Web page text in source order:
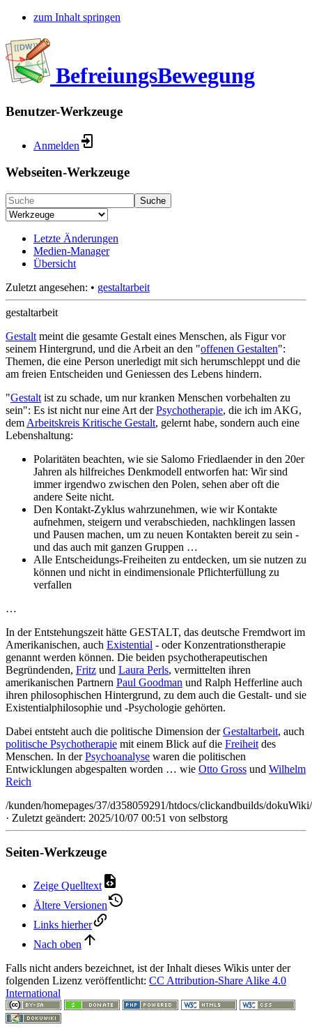
zum Inhalt springen
BefreiungsBewegung
Benutzer-Werkzeuge
Anmelden
Webseiten-Werkzeuge
Suche
Letzte Änderungen
Medien-Manager
Übersicht
Zuletzt angesehen: • gestaltarbeit
gestaltarbeit
Gestalt meint die gesamte Gestalt eines Menschen, als Figur vor
seinem Hintergrund, und die Arbeit an den "offenen Gestalten":
Themen, die eine Person unerledigt mit sich herumschleppt und die
am freien Entscheiden und Geniessen des Lebens hindern.
"Gestalt ist zu schade, um nur kranken Menschen vorbehalten zu
sein": Es ist nicht nur eine Art derPsychotherapie, die ich im AKG,
dem Arbeitskreis Kritische Gestalt, gelernt habe, sondern auch eine
Lebenshaltung:
Polaritäten beachten, wie sie Salomo Friedlaender in den 20er
Jahren als hilfreiches Denkmodell entworfen hat: Wir sind
immer irgendwo zwischen den Polen, sehen aber oft die
andere Seite nicht.
Den Kontakt-Zyklus wahrzunehmen, wie wir Kontakte
aufnehmen, steigern und verabschieden, nachklingen lassen
und Pausen machen, um zu neuen Kontakten bereit zu sein -
und das auch mit ganzen Gruppen …
Alle Entscheidungs-Freiheiten zu entdecken, um sie nutzen zu
können und nicht in eindimensionale Pflichterfüllung zu
verfallen
…
In der Entstehungszeit hätte GESTALT, das deutsche Fremdwort im
Amerikanischen, auch Existential - oder Konzentrationstherapie
genannt werden können. Die beiden psychotherapeutischen
Begründenden, Fritz und Laura Perls, vermittelten ihren
amerikanischen Partnern Paul Goodman und Ralph Hefferline auch
ihren philosophischen Hintergrund, zu dem auch die Gestalt- und sie
Existentialphilosophie und -Psychologie gehörten.
Dabei entsteht auch die politische Dimension derGestaltarbeit, auch
politische Psychotherapie mit einem Blick auf die Freiheit des
Menschen. In derPsychoanalyse waren die politischen
Entwicklungen abgespalten worden … wie Otto Gross und Wilhelm
Reich
/kunden/homepages/37/d358059291/htdocs/clickandbuilds/
· Zuletzt geändert: 2025/10/07 00:51 von selbstorg
Seiten-Werkzeuge
Zeige Quelltext
Ältere Versionen
Links hierher
Nach oben
Falls nicht anders bezeichnet, ist der Inhalt dieses Wikis unter der
folgenden Lizenz veröffentlicht: CC Attribution-Share Alike 4.0
International